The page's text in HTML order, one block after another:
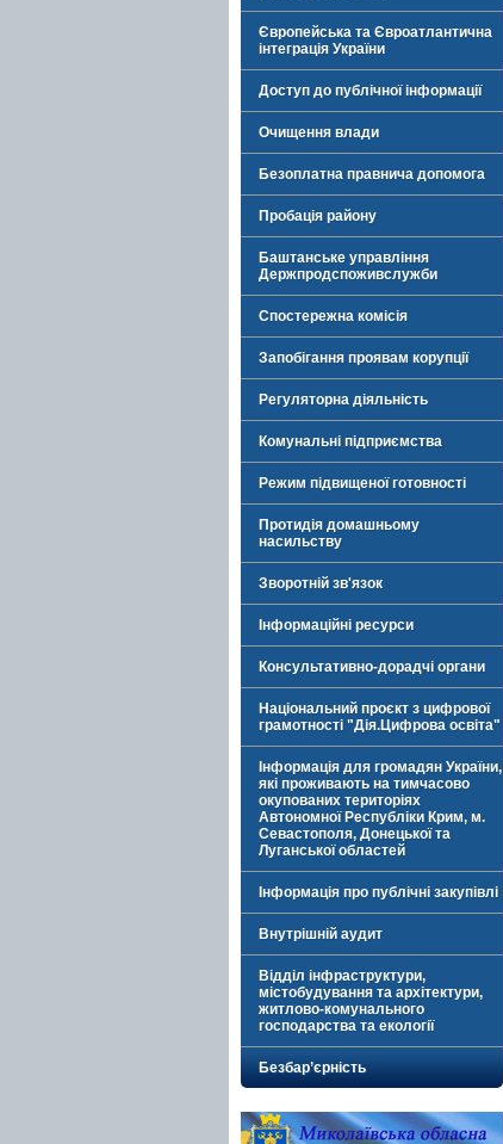
Європейська та Євроатлантична
інтеграція України
Доступ до публічної інформації
Очищення влади
Безоплатна правнича допомога
Пробація району
Баштанське управління
Держпродспоживслужби
Спостережна комісія
Запобігання проявам корупції
Регуляторна діяльність
Комунальні підприємства
Режим підвищеної готовності
Протидія домашньому
насильству
Зворотній зв'язок
Інформаційні ресурси
Консультативно-дорадчі органи
Національний проєкт з цифрової
грамотності "Дія.Цифрова освіта"
Інформація для громадян України,
які проживають на тимчасово
окупованих територіях
Автономної Республіки Крим, м.
Севастополя, Донецької та
Луганської областей
Інформація про публічні закупівлі
Внутрішній аудит
Відділ інфраструктури,
містобудування та архітектури,
житлово-комунального
господарства та екології
Безбар’єрність